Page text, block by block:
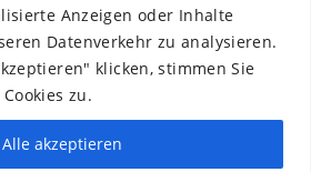
Anzeigen oder Inhalte
Datenverkehr zu analysieren.
klicken, stimmen Sie
zu.
Alle akzeptieren
akzeptierst Du unsere